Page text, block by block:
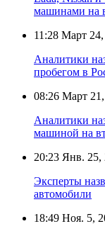
машинами на
11:28 Март 24,
Аналитики
пробегом в
08:26 Март
Аналитики
машиной на
20:23 Янв. 25,
Эксперты
автомобили
18:49 Ноя. 5,